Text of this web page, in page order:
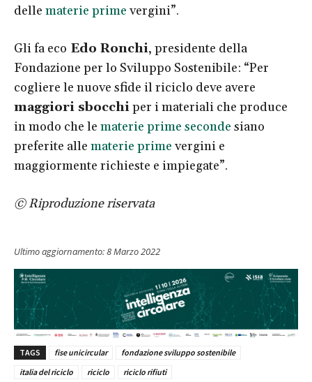
delle materie prime vergini”.
Gli fa eco Edo Ronchi, presidente della
Fondazione per lo Sviluppo Sostenibile: “Per
cogliere le nuove sfide il riciclo deve avere
maggiori sbocchiper i materiali che produce
in modo che le materie prime seconde siano
preferite alle materie prime vergini e
maggiormente richieste e impiegate”.
© Riproduzione riservata
Ultimo aggiornamento:8 Marzo 2022
TAGS fise unicircular
fondazione sviluppo sostenibile
italia del riciclo
riciclo riciclo rifiuti